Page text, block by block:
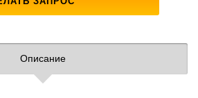
Описание